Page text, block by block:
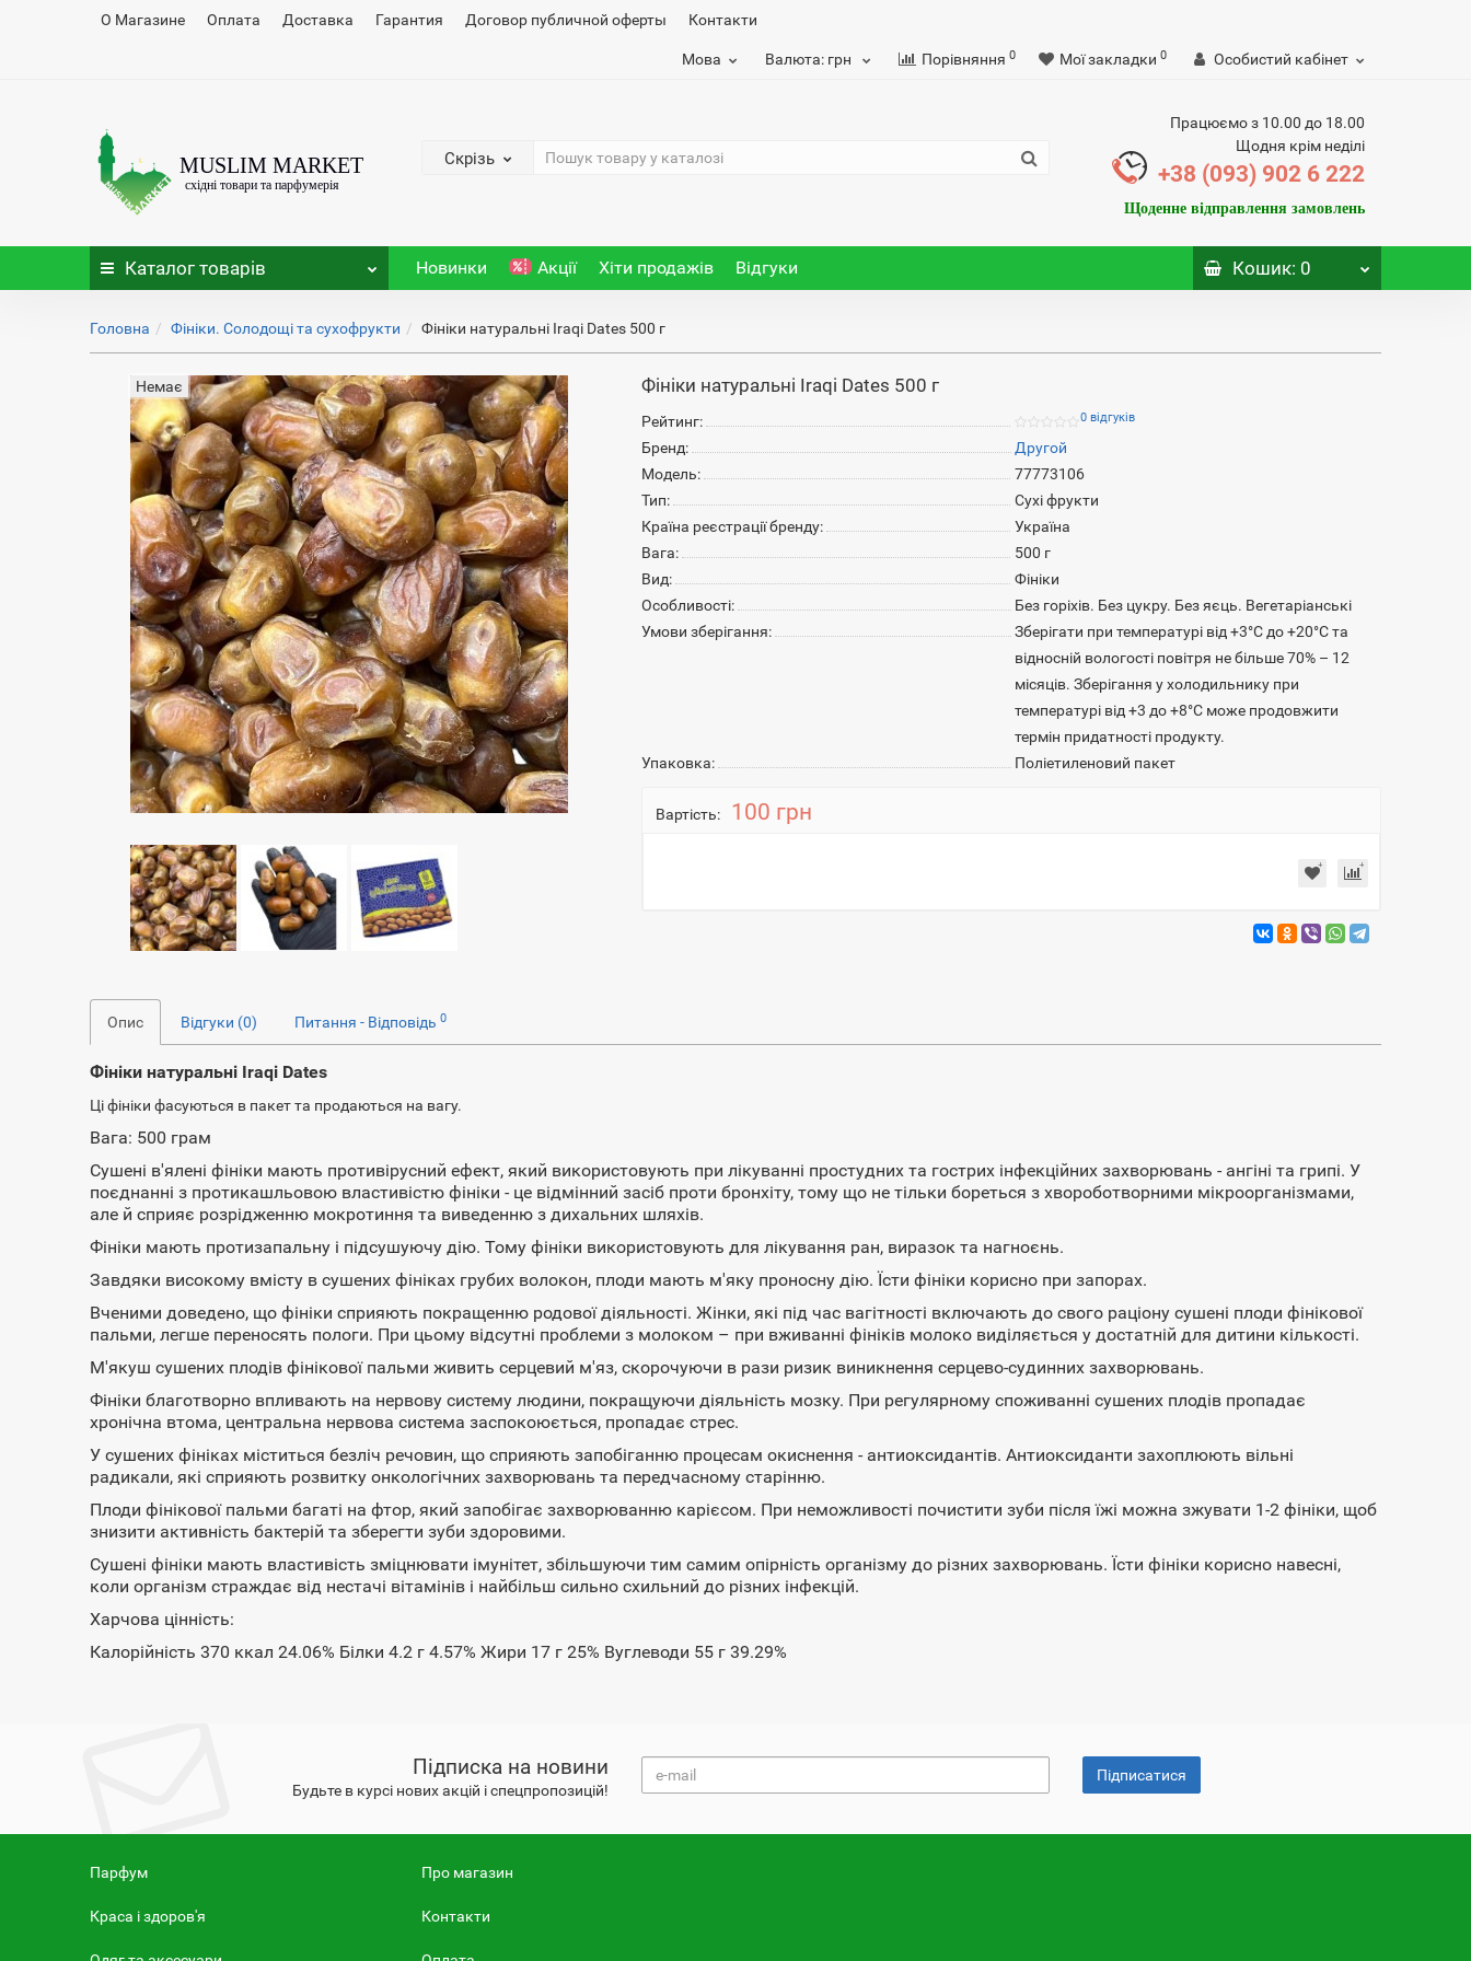
О Магазине Оплата Доставка Гарантия Договор публичной оферты Контакти
Мова Валюта: грн Порівняння 0 Мої закладки 0 Особистий кабінет
Скрізь
Працюємо з 10.00 до 18.00
Щодня крім неділі
+38 (093) 902 6 222
Щоденне відправлення замовлень
Каталог товарів Новинки Акції Хіти продажів Відгуки Кошик: 0
Головна Фініки. Солодощі та сухофрукти Фініки натуральні Iraqi Dates 500 г
Немає Фініки натуральні Iraqi Dates 500 г
Рейтинг: 0 відгуків
Бренд:
Другой
Модель:
77773106
Тип:
Сухі фрукти
Країна реєстрації бренду:
Україна
Вага:
500 г
Вид:
Фініки
Особливості:
Без горіхів. Без цукру. Без яєць. Вегетаріанські
Умови зберігання:
Зберігати при температурі від +3°С до +20°С та
відносній вологості повітря не більше 70% – 12
місяців. Зберігання у холодильнику при
температурі від +3 до +8°С може продовжити
термін придатності продукту.
Упаковка:
Поліетиленовий пакет
Вартість: 100 грн
Опис Відгуки (0) Питання - Відповідь0
Фініки натуральні Iraqi Dates
Ці фініки фасуються в пакет та продаються на вагу.
Вага: 500 грам
Сушені в'ялені фініки мають противірусний ефект, який використовують при лікуванні простудних та гострих інфекційних захворювань - ангіні та грипі. У
поєднанні з протикашльовою властивістю фініки - це відмінний засіб проти бронхіту, тому що не тільки бореться з хвороботворними мікроорганізмами,
але й сприяє розрідженню мокротиння та виведенню з дихальних шляхів.
Фініки мають протизапальну і підсушуючу дію. Тому фініки використовують для лікування ран, виразок та нагноєнь.
Завдяки високому вмісту в сушених фініках грубих волокон, плоди мають м'яку проносну дію. Їсти фініки корисно при запорах.
Вченими доведено, що фініки сприяють покращенню родової діяльності. Жінки, які під час вагітності включають до свого раціону сушені плоди фінікової
пальми, легше переносять пологи. При цьому відсутні проблеми з молоком – при вживанні фініків молоко виділяється у достатній для дитини кількості.
М'якуш сушених плодів фінікової пальми живить серцевий м'яз, скорочуючи в рази ризик виникнення серцево-судинних захворювань.
Фініки благотворно впливають на нервову систему людини, покращуючи діяльність мозку. При регулярному споживанні сушених плодів пропадає
хронічна втома, центральна нервова система заспокоюється, пропадає стрес.
У сушених фініках міститься безліч речовин, що сприяють запобіганню процесам окиснення - антиоксидантів. Антиоксиданти захоплюють вільні
радикали, які сприяють розвитку онкологічних захворювань та передчасному старінню.
Плоди фінікової пальми багаті на фтор, який запобігає захворюванню карієсом. При неможливості почистити зуби після їжі можна зжувати 1-2 фініки, щоб
знизити активність бактерій та зберегти зуби здоровими.
Сушені фініки мають властивість зміцнювати імунітет, збільшуючи тим самим опірність організму до різних захворювань. Їсти фініки корисно навесні,
коли організм страждає від нестачі вітамінів і найбільш сильно схильний до різних інфекцій.
Харчова цінність:
Калорійність 370 ккал 24.06% Білки 4.2 г 4.57% Жири 17 г 25% Вуглеводи 55 г 39.29%
Підписка на новини
Будьте в курсі нових акцій і спецпропозицій!
Підписатися
Парфум
Краса і здоров'я
Про магазин
Контакти